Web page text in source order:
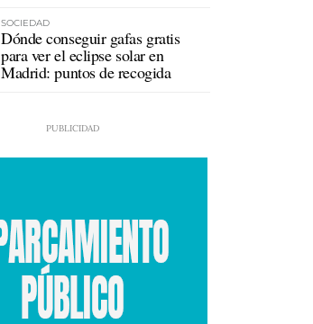
SOCIEDAD
Dónde conseguir gafas gratis
para ver el eclipse solar en
Madrid: puntos de recogida